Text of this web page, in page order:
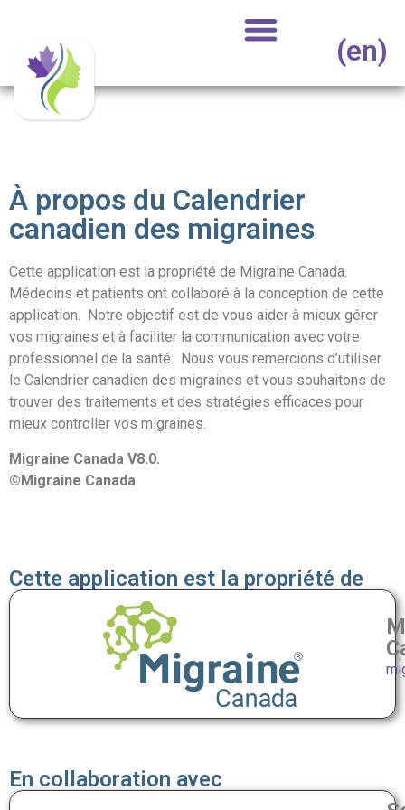
(en)
À propos du Calendrier
canadien des migraines
Cette application est la propriété de Migraine Canada.
Médecins et patients ont collaboré à la conception de cette
application. Notre objectif est de vous aider à mieux gérer
vos migraines et à faciliter la communication avec votre
professionnel de la santé. Nous vous remercions d’utiliser
le Calendrier canadien des migraines et vous souhaitons de
trouver des traitements et des stratégies efficaces pour
mieux controller vos migraines.
Migraine Canada V8.0.
©Migraine Canada
Cette application est la propriété de
En collaboration avec